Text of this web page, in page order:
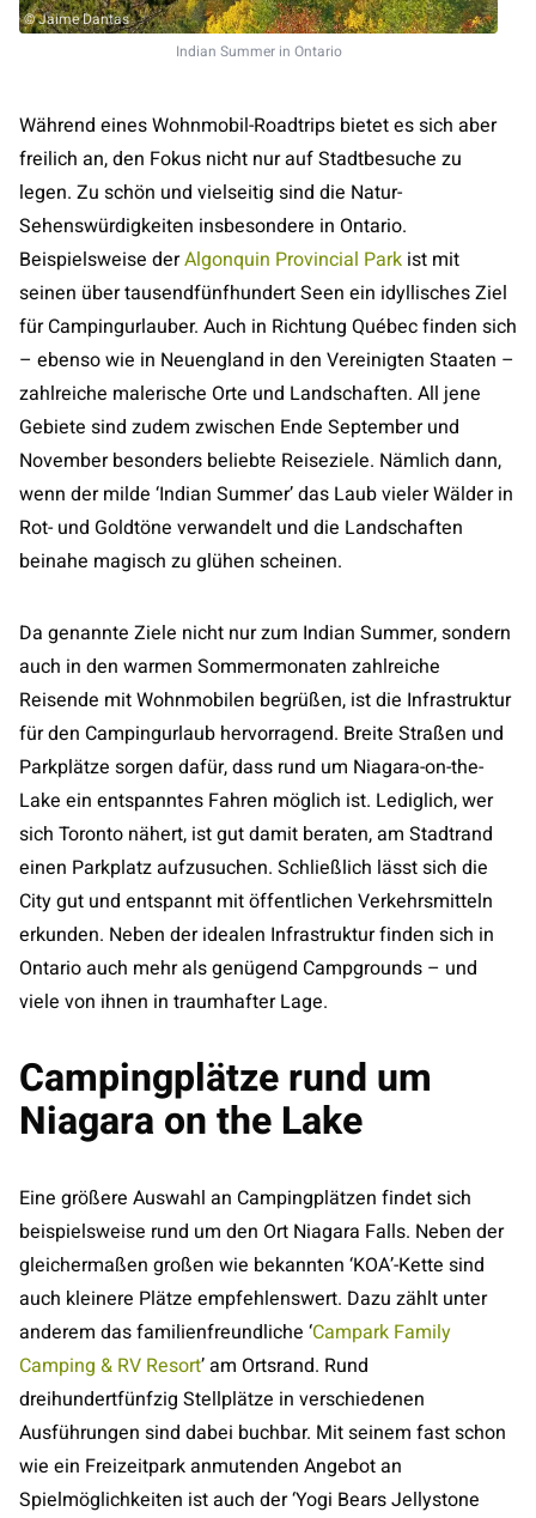
© Jaime Dantas
Indian Summer in Ontario
Während eines Wohnmobil-Roadtrips bietet es sich aber
freilich an, den Fokus nicht nur auf Stadtbesuche zu
legen. Zu schön und vielseitig sind die Natur-
Sehenswürdigkeiten insbesondere in Ontario.
Beispielsweise derAlgonquin Provincial Park ist mit
seinen über tausendfünfhundert Seen ein idyllisches Ziel
für Campingurlauber. Auch in Richtung Québec finden sich
– ebenso wie in Neuengland in den Vereinigten Staaten –
zahlreiche malerische Orte und Landschaften. All jene
Gebiete sind zudem zwischen Ende September und
November besonders beliebte Reiseziele. Nämlich dann,
wenn der milde ‘Indian Summer’ das Laub vieler Wälder in
Rot- und Goldtöne verwandelt und die Landschaften
beinahe magisch zu glühen scheinen.
Da genannte Ziele nicht nur zum Indian Summer, sondern
auch in den warmen Sommermonaten zahlreiche
Reisende mit Wohnmobilen begrüßen, ist die Infrastruktur
für den Campingurlaub hervorragend. Breite Straßen und
Parkplätze sorgen dafür, dass rund um Niagara-on-the-
Lake ein entspanntes Fahren möglich ist. Lediglich, wer
sich Toronto nähert, ist gut damit beraten, am Stadtrand
einen Parkplatz aufzusuchen. Schließlich lässt sich die
City gut und entspannt mit öffentlichen Verkehrsmitteln
erkunden. Neben der idealen Infrastruktur finden sich in
Ontario auch mehr als genügend Campgrounds – und
viele von ihnen in traumhafter Lage.
Campingplätze rund um
Niagara on the Lake
Eine größere Auswahl an Campingplätzen findet sich
beispielsweise rund um den Ort Niagara Falls. Neben der
gleichermaßen großen wie bekannten ‘KOA’-Kette sind
auch kleinere Plätze empfehlenswert. Dazu zählt unter
anderem das familienfreundliche ‘Campark Family
Camping & RV Resort’ am Ortsrand. Rund
dreihundertfünfzig Stellplätze in verschiedenen
Ausführungen sind dabei buchbar. Mit seinem fast schon
wie ein Freizeitpark anmutenden Angebot an
Spielmöglichkeiten ist auch der ‘Yogi Bears Jellystone